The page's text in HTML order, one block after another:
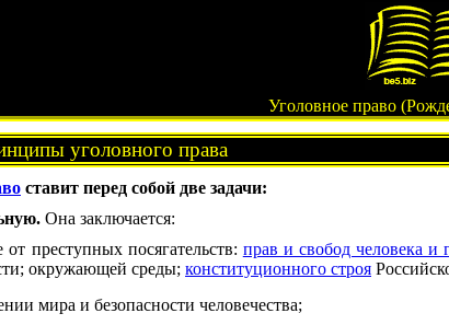
Уголовное право
уголовного права
ставит перед собой две задачи:
Она заключается:
от преступных посягательств: прав и свобод человека и
окружающей среды; конституционного строя
мира и безопасности человечества;